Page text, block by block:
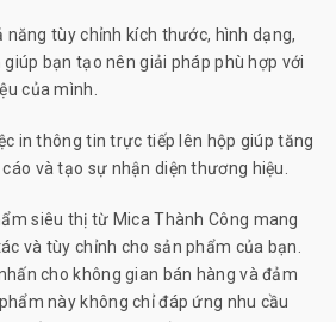
năng tùy chỉnh kích thước, hình dạng,
bạn tạo nên giải pháp phù hợp với
của mình.
in thông tin trực tiếp lên hộp giúp tăng
và tạo sự nhận diện thương hiệu.
siêu thị từ Mica Thành Công mang
và tùy chỉnh cho sản phẩm của bạn.
cho không gian bán hàng và đảm
này không chỉ đáp ứng nhu cầu